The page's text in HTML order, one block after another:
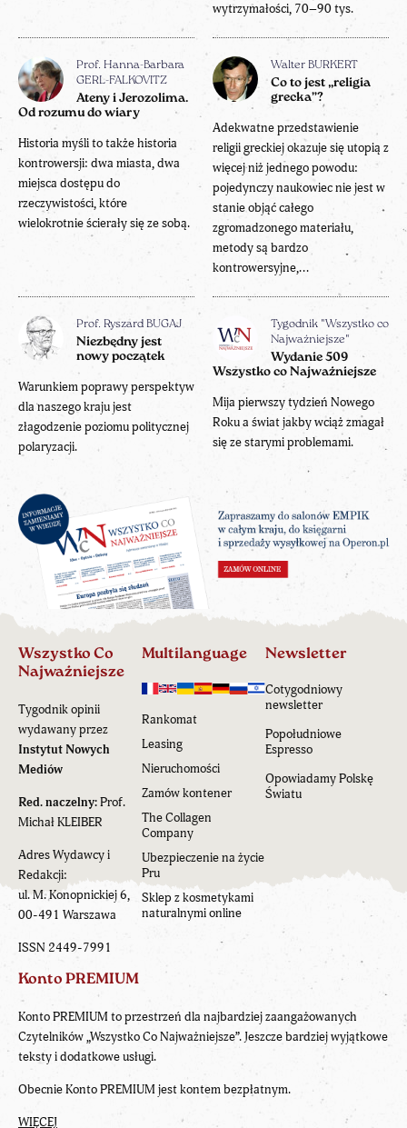
wytrzymałości, 70–90 tys.
Prof. Hanna-Barbara
GERL-FALKOVITZ
Ateny i Jerozolima.
Od rozumu do wiary
Historia myśli to także historia
kontrowersji: dwa miasta, dwa
miejsca dostępu do
rzeczywistości, które
wielokrotnie ścierały się ze sobą.
Walter BURKERT
Co to jest „religia
grecka”?
Adekwatne przedstawienie
religii greckiej okazuje się utopią z
więcej niż jednego powodu:
pojedynczy naukowiec nie jest w
stanie objąć całego
zgromadzonego materiału,
metody są bardzo
kontrowersyjne,...
Prof. Ryszard BUGAJ
Niezbędny jest
nowy początek
Warunkiem poprawy perspektyw
dla naszego kraju jest
złagodzenie poziomu politycznej
polaryzacji.
Tygodnik "Wszystko co
Najważniejsze"
Wydanie 509
Wszystko co Najważniejsze
Mija pierwszy tydzień Nowego
Roku a świat jakby wciąż zmagał
się ze starymi problemami.
Wszystko Co
Najważniejsze
Tygodnik opinii
wydawany przez
Instytut Nowych
Mediów
Red. naczelny:Prof.
Michał KLEIBER
Adres Wydawcy i
Redakcji:
ul. M. Konopnickiej 6,
00-491 Warszawa
ISSN 2449-7991
Multilanguage
Rankomat
Leasing
Nieruchomości
Zamów kontener
The Collagen
Company
Ubezpieczenie na życie
Pru
Sklep z kosmetykami
naturalnymi online
Newsletter
Cotygodniowy
newsletter
Popołudniowe
Espresso
Opowiadamy Polskę
Światu
Konto PREMIUM
Konto PREMIUM to przestrzeń dla najbardziej zaangażowanych
Czytelników „Wszystko Co Najważniejsze”. Jeszcze bardziej wyjątkowe
teksty i dodatkowe usługi.
Obecnie Konto PREMIUM jest kontem bezpłatnym.
WIĘCEJ